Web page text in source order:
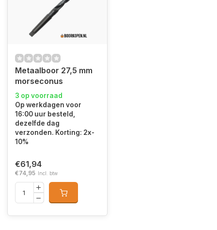
Metaalboor 27,5 mm
morseconus
3 op voorraad
Op werkdagen voor
16:00 uur besteld,
dezelfde dag
verzonden. Korting: 2x-
10%
€61,94
€74,95 Incl. btw